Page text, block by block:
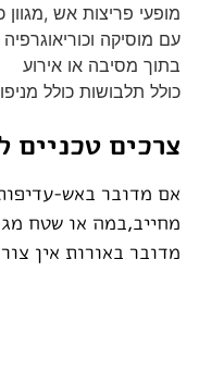
מופעי פריצות אש
עם מוסיקה
בתוך מסיבה או אירוע
כולל תלבושות כולל
צרכים טכניים
אם מדובר באש-
מחייב,במה או שטח
מדובר באורות אין